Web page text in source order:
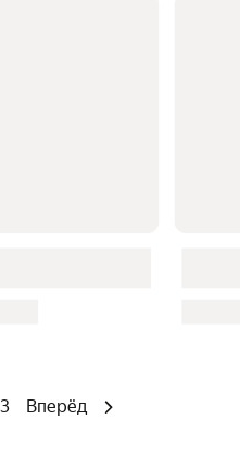
3 Вперёд